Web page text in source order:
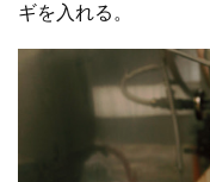
ギを入れる。